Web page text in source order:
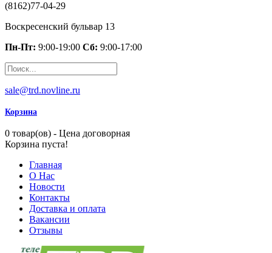
(8162)77-04-29
Воскресенский бульвар 13
Пн-Пт: 9:00-19:00 Сб: 9:00-17:00
sale@trd.novline.ru
Корзина
0 товар(ов) - Цена договорная
Корзина пуста!
Главная
О Нас
Новости
Контакты
Доставка и оплата
Вакансии
Отзывы